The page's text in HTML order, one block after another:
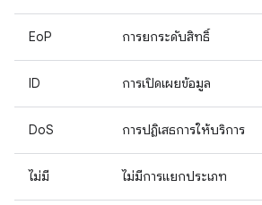
EoP การยกระดับสิทธิ์
ID การเปิดเผยข้อมูล
DoS การปฏิเสธการให้บริการ
ไม่มี ไม่มีการแยกประเภท